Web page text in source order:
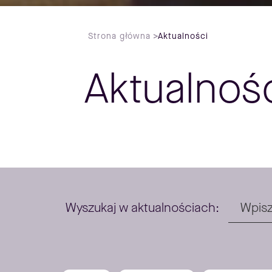
Strona główna >Aktualności
Wyszukaj w aktualnościach: